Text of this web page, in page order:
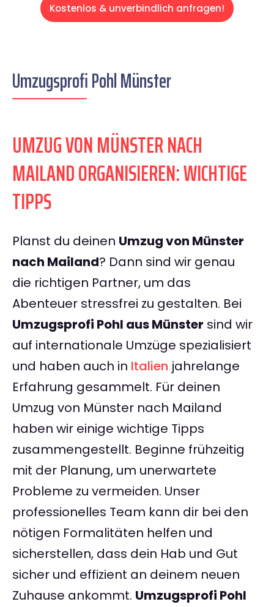
Kostenlos & unverbindlich anfragen!
Umzugsprofi Pohl Münster
UMZUG VON MÜNSTER NACH
MAILAND ORGANISIEREN: WICHTIGE
TIPPS
Planst du deinen Umzug von Münster
nach Mailand? Dann sind wir genau
die richtigen Partner, um das
Abenteuer stressfrei zu gestalten. Bei
Umzugsprofi Pohl aus Münster sind wir
auf internationale Umzüge spezialisiert
und haben auch in Italien jahrelange
Erfahrung gesammelt. Für deinen
Umzug von Münster nach Mailand
haben wir einige wichtige Tipps
zusammengestellt. Beginne frühzeitig
mit der Planung, um unerwartete
Probleme zu vermeiden. Unser
professionelles Team kann dir bei den
nötigen Formalitäten helfen und
sicherstellen, dass dein Hab und Gut
sicher und effizient an deinem neuen
Zuhause ankommt. Umzugsprofi Pohl